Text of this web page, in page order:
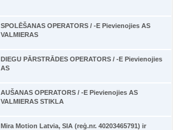
SPOLĒŠANAS OPERATORS / -E Pievienojies AS
VALMIERAS
DIEGU PĀRSTRĀDES OPERATORS / -E Pievienojies
AS
AUŠANAS OPERATORS / -E Pievienojies AS
VALMIERAS STIKLA
Mira Motion Latvia, SIA (reģ.nr. 40203465791) ir